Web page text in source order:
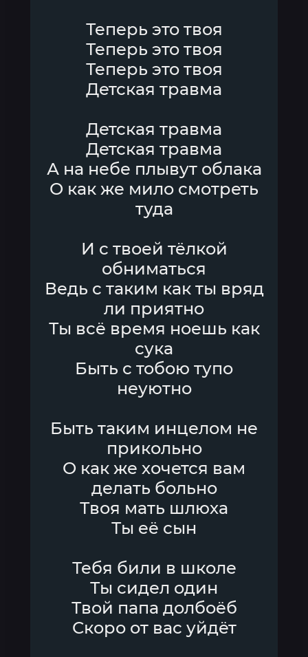
Теперь это твоя
Теперь это твоя
Теперь это твоя
Детская травма
Детская травма
Детская травма
А на небе плывут облака
О как же мило смотреть
туда
И с твоей тёлкой
обниматься
Ведь с таким как ты вряд
ли приятно
Ты всё время ноешь как
сука
Быть с тобою тупо
неуютно
Быть таким инцелом не
прикольно
О как же хочется вам
делать больно
Твоя мать шлюха
Ты её сын
Тебя били в школе
Ты сидел один
Твой папа долбоёб
Скоро от вас уйдёт